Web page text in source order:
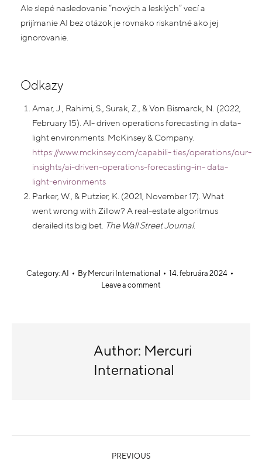
Ale slepé nasledovanie “nových a lesklých” vecí a
prijímanie AI bez otázok je rovnako riskantné ako jej
ignorovanie.
Odkazy
Amar, J., Rahimi, S., Surak, Z., & Von Bismarck, N. (2022,
February 15). AI- driven operations forecasting in data-
light environments. McKinsey & Company.
https://www.mckinsey.com/capabili-ties/operations/our-
insights/ai-driven-operations-forecasting-in-data-
light-environments
Parker, W., & Putzier, K. (2021, November 17). What
went wrong with Zillow? A real-estate algoritmus
derailed its big bet. The Wall Street Journal.
Category: AI By Mercuri International
14. februára 2024
Leave a comment
Author: Mercuri
International
PREVIOUS